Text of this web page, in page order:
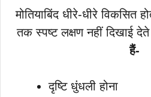
मोतियाबिंद धीरे-धीरे विकसित
तक स्पष्ट लक्षण नहीं दिखाई
हैं-
दृष्टि धुंधली होना